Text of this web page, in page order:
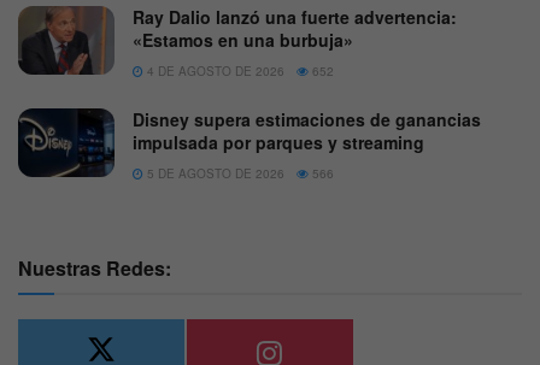
Ray Dalio lanzó una fuerte advertencia:
«Estamos en una burbuja»
4 DE AGOSTO DE 2026 652
Disney supera estimaciones de ganancias
impulsada por parques y streaming
5 DE AGOSTO DE 2026 566
Nuestras Redes: